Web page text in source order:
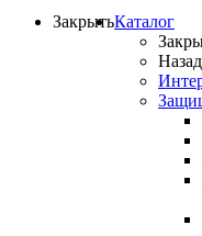
ЗакрытьКаталог
Назад